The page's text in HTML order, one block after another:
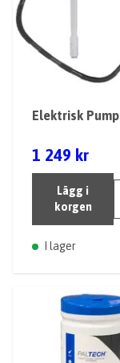
Elektrisk Pump
1 249 kr
Lägg i
korgen
I lager